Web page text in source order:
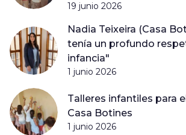
19 junio 2026
Nadia Teixeira (Casa
tenía un profundo
infancia"
1 junio 2026
Talleres infantiles para
Casa Botines
1 junio 2026